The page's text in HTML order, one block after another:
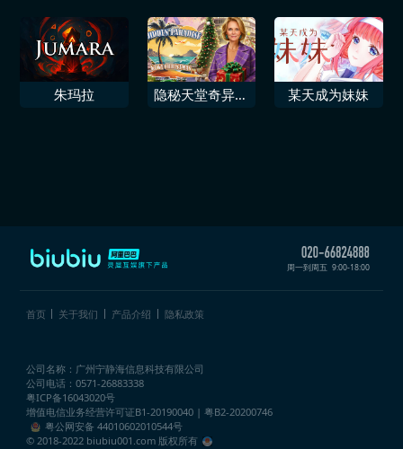
朱玛拉
隐秘天堂奇异果
某天成为妹妹
周一到周五 9:00-18:00
首页 关于我们 产品介绍 隐私政策
公司名称：广州宁静海信息科技有限公司
公司电话：0571-26883338
粤ICP备16043020号
增值电信业务经营许可证B1-20190040 | 粤B2-20200746
粤公网安备 44010602010544号
© 2018-2022 biubiu001.com 版权所有